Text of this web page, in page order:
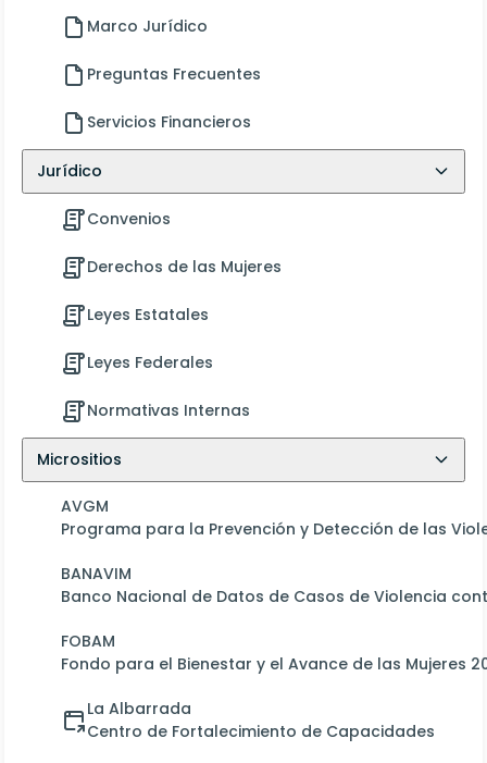
Marco Jurídico
Preguntas Frecuentes
Servicios Financieros
Jurídico
Convenios
Derechos de las Mujeres
Leyes Estatales
Leyes Federales
Normativas Internas
Micrositios
AVGM
Programa para la Prevención y Detección de las
BANAVIM
Banco Nacional de Datos de Casos de Violencia
FOBAM
Fondo para el Bienestar y el Avance de las Mujeres
La Albarrada
Centro de Fortalecimiento de Capacidades